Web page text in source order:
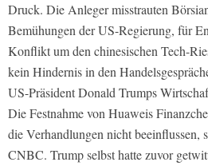
Druck. Die Anleger misstrauten
Bemühungen der US-Regierung, für
Konflikt um den chinesischen Tech-
kein Hindernis in den
US-Präsident Donald Trumps
Die Festnahme von Huaweis
die Verhandlungen nicht beeinflussen,
CNBC. Trump selbst hatte zuvor